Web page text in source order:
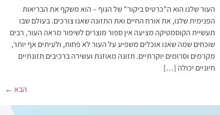
העור שלנו הוא ה"כרטיס ביקור" של הגוף – הוא משקף את הבריאות
הפנימית שלנו, את אורח החיים ואת התזונה שאנו צורכים. בעולם שבו
תעשיית הקוסמטיקה מציעה אין ספור מוצרים לשיפור מראה העור, רבים
שוכחים שמה שאנו אוכלים משפיע על העור לא פחות, ולעיתים אף יותר,
מקרמים וסרומים יוקרתיים. תזונה מאוזנת ועשירה ברכיבים תזונתיים
חיוניים יכולה […]
הבא ←